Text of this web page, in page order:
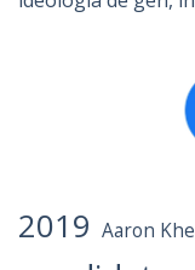
2019 Aaron